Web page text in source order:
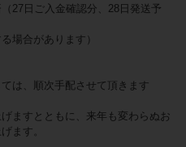
金確認分、28日発送予
場合があります）
は、順次手配させて頂きます
ますとともに、来年も変わらぬお
ます。